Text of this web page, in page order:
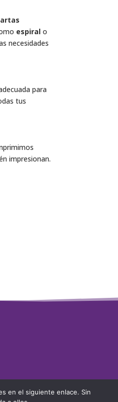
espiralo
necesidades
para
tus
impresionan.
en el siguiente enlace. Sin